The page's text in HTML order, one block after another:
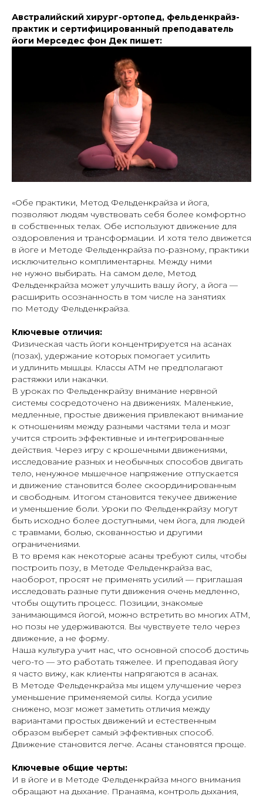
Австралийский хирург-ортопед, фельденкрайз-
практик и сертифицированный преподаватель
йоги Мерседес фон Дек пишет:
«Обе практики, Метод Фельденкрайза и йога,
позволяют людям чувствовать себя более комфортно
в собственных телах. Обе используют движение для
оздоровления и трансформации. И хотя тело движется
в йоге и Методе Фельденкрайза по-разному, практики
исключительно комплиментарны. Между ними
не нужно выбирать. На самом деле, Метод
Фельденкрайза может улучшить вашу йогу, а йога —
расширить осознанность в том числе на занятиях
по Методу Фельденкрайза.
Ключевые отличия:
Физическая часть йоги концентрируется на асанах
(позах), удержание которых помогает усилить
и удлинить мышцы. Классы ATM не предполагают
растяжки или накачки.
В уроках по Фельденкрайзу внимание нервной
системы сосредоточено на движениях. Маленькие,
медленные, простые движения привлекают внимание
к отношениям между разными частями тела и мозг
учится строить эффективные и интегрированные
действия. Через игру с крошечными движениями,
исследование разных и необычных способов двигать
тело, ненужное мышечное напряжение отпускается
и движение становится более скоординированным
и свободным. Итогом становится текучее движение
и уменьшение боли. Уроки по Фельденкрайзу могут
быть исходно более доступными, чем йога, для людей
с травмами, болью, скованностью и другими
ограничениями.
В то время как некоторые асаны требуют силы, чтобы
построить позу, в Методе Фельденкрайза вас,
наоборот, просят не применять усилий — приглашая
исследовать разные пути движения очень медленно,
чтобы ощутить процесс. Позиции, знакомые
занимающимся йогой, можно встретить во многих ATM,
но позы не удерживаются. Вы чувствуете тело через
движение, а не форму.
Наша культура учит нас, что основной способ достичь
чего-то — это работать тяжелее. И преподавая йогу
я часто вижу, как клиенты напрягаются в асанах.
В Методе Фельденкрайза мы ищем улучшение через
уменьшение применяемой силы. Когда усилие
снижено, мозг может заметить отличия между
вариантами простых движений и естественным
образом выберет самый эффективных способ.
Движение становится легче. Асаны становятся проще.
Ключевые общие черты:
И в йоге и в Методе Фельденкрайза много внимания
обращают на дыхание. Пранаяма, контроль дыхания,